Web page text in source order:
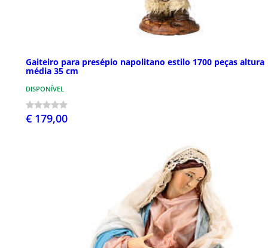
Gaiteiro para presépio napolitano estilo 1700 peças altura
média 35 cm
DISPONÍVEL
€ 179,00